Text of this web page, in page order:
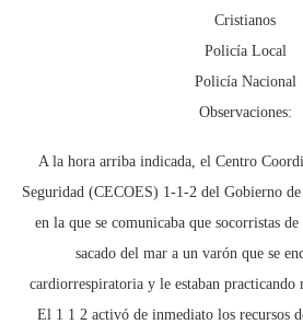
Cristianos
Policía Local
Policía Nacional
Observaciones:
A la hora arriba indicada, el Centro
Seguridad (CECOES) 1-1-2 del Gobierno
en la que se comunicaba que socorristas
sacado del mar a un varón que se
cardiorrespiratoria y le estaban practicando
El 1 1 2 activó de inmediato los recursos